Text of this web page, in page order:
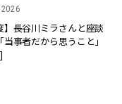
2026
】長谷川ミラさんと座談
事者だから思うこと」